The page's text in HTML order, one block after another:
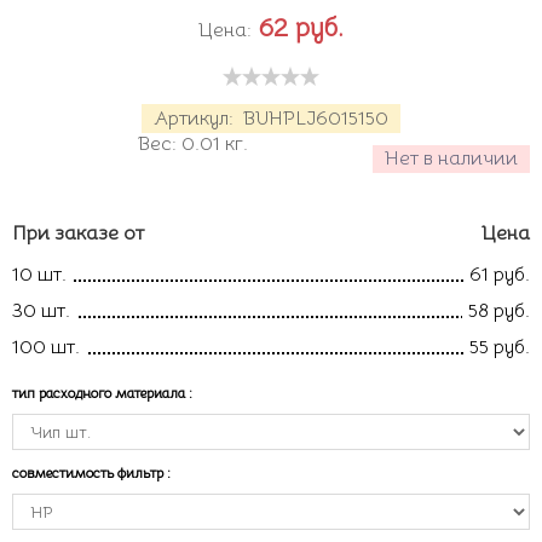
Артикул: BUHPLJ6015150
Нет в наличии
Вес: 0.01 кг.
Цена: 62 руб.
При заказе от
Цена
10 шт.
61 руб.
30 шт.
58 руб.
100 шт.
55 руб.
тип расходного материала :
совместимость фильтр :